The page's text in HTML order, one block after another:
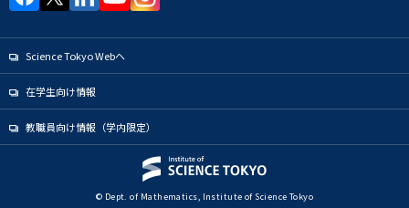
Science Tokyo Webヘ
在学生向け情報
教職員向け情報（学内限定）
© Dept. of Mathematics, Institute of Science Tokyo